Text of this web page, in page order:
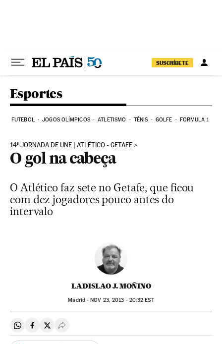
SUSCRÍBETE
Esportes
FUTEBOL JOGOS OLÍMPICOS ATLETISMO TÊNIS GOLFE FORMULA 1
14ª JORNADA DE UNE | ATLÉTICO - GETAFE
O gol na cabeça
O Atlético faz sete no Getafe, que ficou
com dez jogadores pouco antes do
intervalo
LADISLAO J. MOÑINO
Madrid -NOV 23, 2013 - 20:32 EST
Compartir en Whatsapp
Compartir en Facebook
Compartir en Twitter
Desplegar Redes Sociales